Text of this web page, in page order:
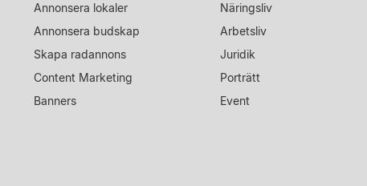
Annonsera lokaler
Annonsera budskap
Skapa radannons
Content Marketing
Banners
Näringsliv
Arbetsliv
Juridik
Porträtt
Event